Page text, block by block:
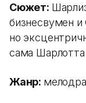
Сюжет:
бизнесвумен и
но
сама Шарлотта
Жанр: